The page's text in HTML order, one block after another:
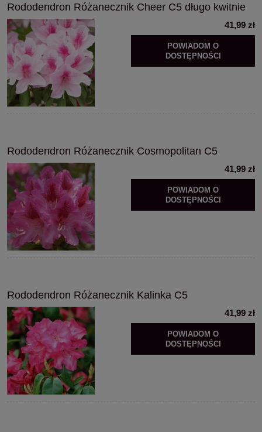
Rododendron Różanecznik Cheer C5 długo kwitnie
41,99 zł
POWIADOM O
DOSTĘPNOŚCI
Rododendron Różanecznik Cosmopolitan C5
41,99 zł
POWIADOM O
DOSTĘPNOŚCI
Rododendron Różanecznik Kalinka C5
41,99 zł
POWIADOM O
DOSTĘPNOŚCI